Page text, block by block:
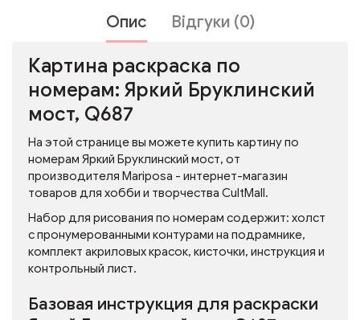
Опис Відгуки (0)
Картина раскраска по
номерам: Яркий Бруклинский
мост, Q687
На этой странице вы можете купить картину по
номерам Яркий Бруклинский мост, от
производителя Mariposa - интернет-магазин
товаров для хобби и творчества CultMall.
Набор для рисования по номерам содержит: холст
с пронумерованными контурами на подрамнике,
комплект акриловых красок, кисточки, инструкция и
контрольный лист.
Базовая инструкция для раскраски